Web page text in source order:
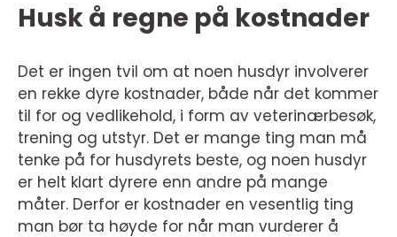
Husk å regne på kostnader
Det er ingen tvil om at noen husdyr involverer
en rekke dyre kostnader, både når det kommer
til for og vedlikehold, i form av veterinærbesøk,
trening og utstyr. Det er mange ting man må
tenke på for husdyrets beste, og noen husdyr
er helt klart dyrere enn andre på mange
måter. Derfor er kostnader en vesentlig ting
man bør ta høyde for når man vurderer å